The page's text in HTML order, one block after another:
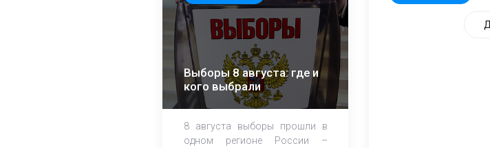
Выборы 8 августа: где и
кого выбрали
8 августа выборы прошли в
одном регионе России –